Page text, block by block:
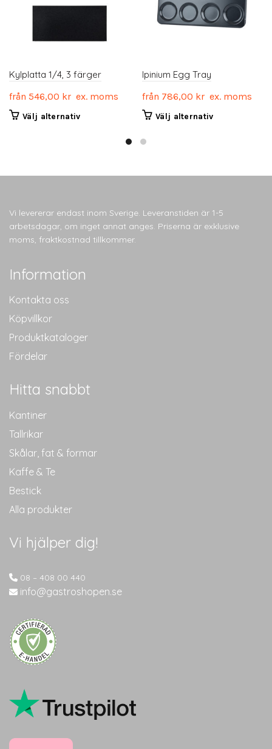
Kylplatta 1/4, 3 färger
från 546,00 kr ex. moms
Välj alternativDen
olika
alternativen
kan
produktsidan
Ipinium Egg Tray
från 786,00 kr ex. moms
Välj alternativDen
olika
alternativen
Vi levererar endast inom Sverige. Leveranstiden är 1-5
arbetsdagar, om inget annat anges. Priserna är exklusive
moms, fraktkostnad tillkommer.
Information
Kontakta oss
Köpvillkor
Produktkataloger
Fördelar
Hitta snabbt
Kantiner
Tallrikar
Skålar, fat & formar
Kaffe & Te
Bestick
Alla produkter
Vi hjälper dig!
08 – 408 00 440
info@gastroshopen.se